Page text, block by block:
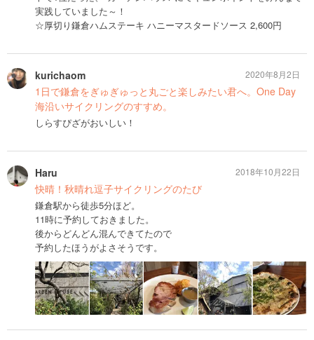
実践していました～！
☆厚切り鎌倉ハムステーキ ハニーマスタードソース 2,600円
kurichaom
1日で鎌倉をぎゅぎゅっと丸ごと楽しみたい君へ。One Day
海沿いサイクリングのすすめ。
しらすぴざがおいしい！
2020年8月2日
Haru
快晴！秋晴れ逗子サイクリングのたび
鎌倉駅から徒歩5分ほど。
11時に予約しておきました。
後からどんどん混んできてたので
予約したほうがよさそうです。
2018年10月22日